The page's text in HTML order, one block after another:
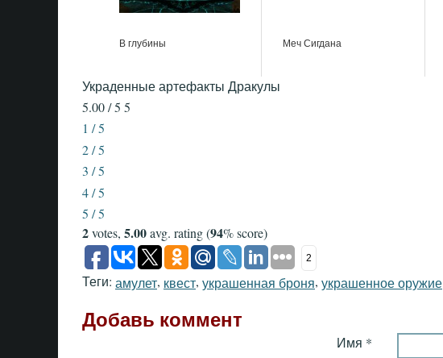
В глубины Меч Сигдана
Украденные артефакты Дракулы
5.00 / 5 5
1 / 5
2 / 5
3 / 5
4 / 5
5 / 5
2votes, 5.00avg. rating (94% score)
2
Теги: амулет, квест, украшенная броня, украшенное оружие
Добавь коммент
Имя *